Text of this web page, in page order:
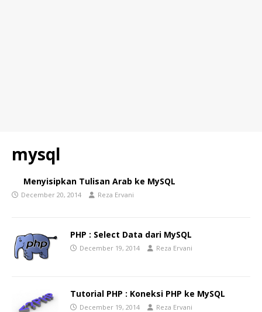
mysql
Menyisipkan Tulisan Arab ke MySQL
December 20, 2014 Reza Ervani
PHP : Select Data dari MySQL
December 19, 2014 Reza Ervani
Tutorial PHP : Koneksi PHP ke MySQL
December 19, 2014 Reza Ervani